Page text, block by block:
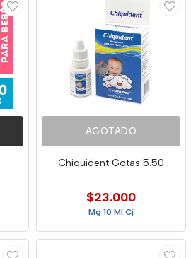
AGOTADO
Chiquident Gotas 5.50
$23.000
Mg 10 Ml Cj